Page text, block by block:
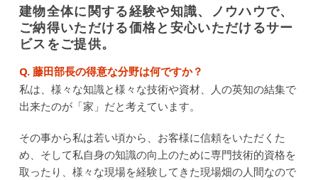
建物全体に関する経験や知識、ノウハウで、
ご納得いただける価格と安心いただけるサー
ビスをご提供。
Q. 藤田部長の得意な分野は何ですか？
私は、様々な知識と様々な技術や資材、人の英知の結集で
出来たのが「家」だと考えています。
その事から私は若い頃から、お客様に信頼をいただくた
め、そして私自身の知識の向上のために専門技術的資格を
取ったり、様々な現場を経験してきた現場畑の人間なので